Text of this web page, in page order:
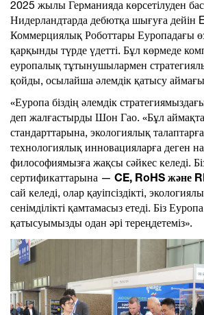
2025 жылы Германияда көрсетілуден
Нидерландтарда дебютқа шығуға дейін
Коммерциялық Роботтары Еуропадағы
қарқынды түрде үдетті. Бұл көрмеде
еуропалық тұтынушылармен
қойды, осылайша әлемдік қатысу
«Еуропа біздің әлемдік
деп жалғастырды Шон Гао. «Бұл
стандарттарына, экологиялық
технологиялық инновацияларға деген
философиямызға жақсы сәйкес келеді.
сертификаттарына — CE, RoHS және
сай келеді, олар қауіпсіздікті,
сенімділікті қамтамасыз етеді. Біз
қатысуымызды одан әрі тереңдетеміз».